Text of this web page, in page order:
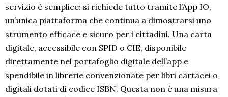
servizio è semplice: si richiede tutto tramite l’App IO,
un’unica piattaforma che continua a dimostrarsi uno
strumento efficace e sicuro per i cittadini. Una carta
digitale, accessibile con SPID o CIE, disponibile
direttamente nel portafoglio digitale dell’app e
spendibile in librerie convenzionate per libri cartacei o
digitali dotati di codice ISBN. Questa non è una misura